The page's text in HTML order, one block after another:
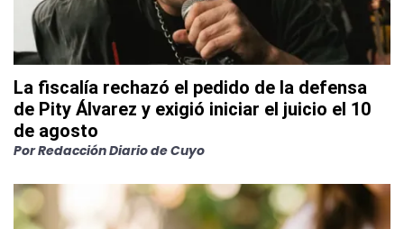
La fiscalía rechazó el pedido de la defensa
de Pity Álvarez y exigió iniciar el juicio el 10
de agosto
PorRedacción Diario de Cuyo